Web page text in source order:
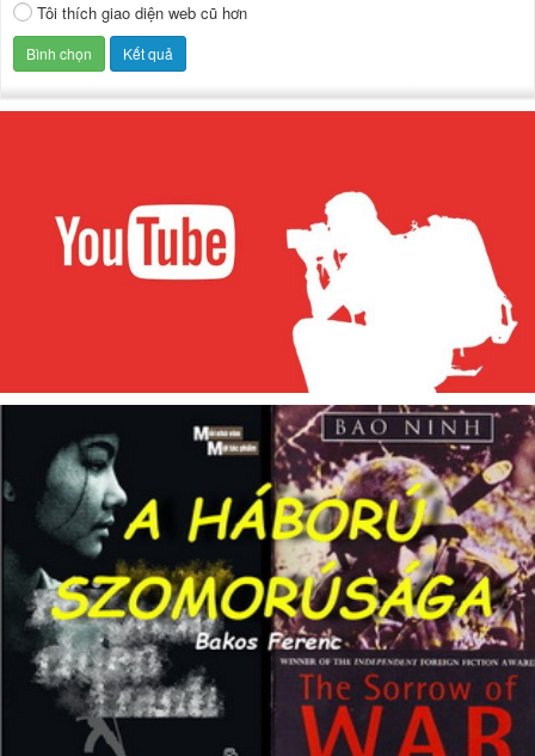
Tôi thích giao diện web cũ hơn